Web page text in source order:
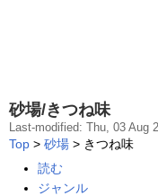
砂場/きつね味
Last-modified: Thu, 03 Aug
Top > 砂場 > きつね味
読む
ジャンル